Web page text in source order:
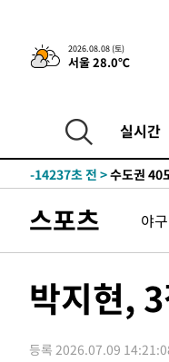
2026.08.08 (토)
서울 28.0℃
실시간
청래 44.56%
-21942초 전 >[속보]與
42.08%·宋 10.17%
-21476초 전 >이강인 "아
-15185초 전 >
낮 최고
-14455초 전 >
틀레티코 이적"
-14237초 전 >수도권 40
-7151초 전 > 강릉에 시
-3258초 전 >백운산서
24분 전 >남자 농구, 나고
1시간 전 >극한폭염 한풀
스포츠 야구
박지현,
등록 2026.07.09